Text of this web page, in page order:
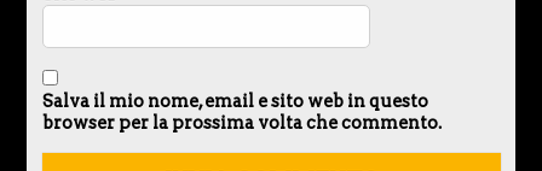
Salva il mio nome, email e sito web in questo
browser per la prossima volta che commento.